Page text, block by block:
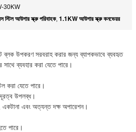
30KW
স্টিল আউগার স্ক্রু পরিবাহক, 1.1KW আউগার স্ক্রু কনভেয়র
ব্লক উপকরণ সরবরাহ করার জন্য ব্যাপকভাবে ব্যবহৃত
সাথে ব্যবহার করা যেতে পারে।
করা যেতে পারে।
দূরত্ব উপলব্ধ।
একটানা এবং অত্যন্ত দক্ষ অপারেশন।
পারে।